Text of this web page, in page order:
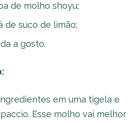
de molho shoyu;
de suco de limão;
a gosto.
em uma tigela e
Esse molho vai melhor